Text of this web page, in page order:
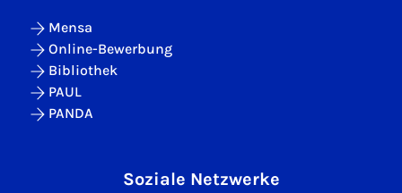
Mensa
Online-Bewerbung
Bibliothek
PAUL
PANDA
Soziale Netzwerke